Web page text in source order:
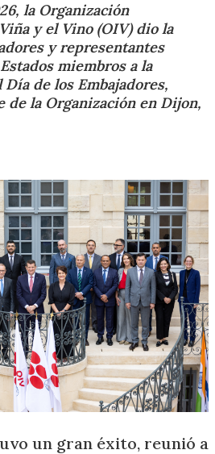
la Organización
y el Vino (OIV) dio la
y representantes
miembros a la
de los Embajadores,
de la Organización en Dijon,
un gran éxito, reunió a